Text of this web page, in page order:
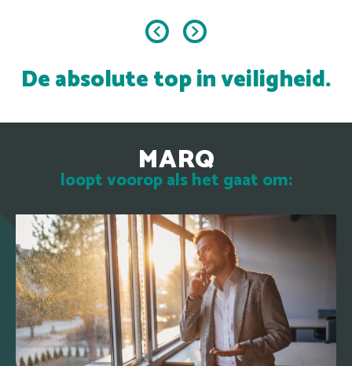
De absolute top in veiligheid.
MARQ
loopt voorop als het gaat om: